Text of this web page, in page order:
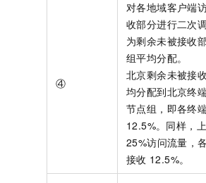
④
对各地域客户端
收部分进行二次
为剩余未被接收
组平均分配。
北京剩余未被接
均分配到北京终
节点组，即各终
12.5%。同样，
25%访问流量，
接收 12.5%。